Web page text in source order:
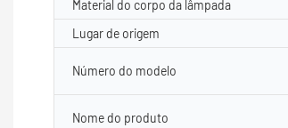
Material do corpo da lâmpada
Lugar de origem
Número do modelo
Nome do produto